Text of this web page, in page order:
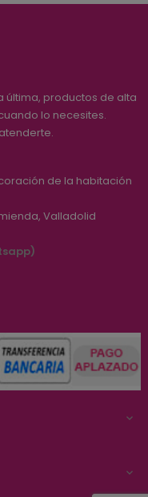
última, productos de alta
lo necesites.
de la habitación
Valladolid

